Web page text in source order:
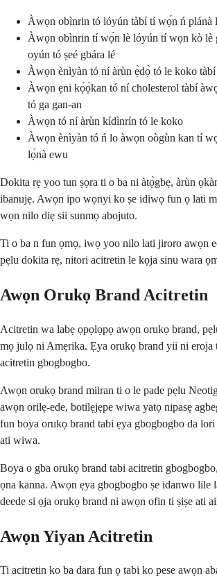
Àwọn obìnrin tó lóyún tàbí tí wọ́n ń plánà
Àwọn obìnrin tí wọ́n lè lóyún tí wọn kò lè
oyún tó ṣeé gbára lé
Àwọn ènìyàn tó ní àrùn ẹ̀dọ̀ tó le koko
Àwọn ẹni kọ̀ọ̀kan tó ní cholesterol tàbí
tó ga gan-an
Àwọn tó ní àrùn kídìnrín tó le koko
Àwọn ènìyàn tó ń lo àwọn oògùn kan tí
lọ́nà ewu
Dokita rẹ yoo tun ṣọra ti o ba ni àtọ̀gbẹ, àrùn
ibanujẹ. Awọn ipo wọnyi ko ṣe idiwọ fun ọ lati
wọn nilo diẹ sii sunmọ abojuto.
Ti o ba n fun ọmọ, iwọ yoo nilo lati jiroro awọn
pẹlu dokita rẹ, nitori acitretin le kọja sinu wara
Awọn Orukọ Brand Acitretin
Acitretin wa labẹ ọpọlọpọ awọn orukọ brand,
mọ julọ ni Amẹrika. Ẹya orukọ brand yii ni eroja
acitretin gbogbogbo.
Awọn orukọ brand miiran ti o le pade pẹlu
awọn orilẹ-ede, botilẹjẹpe wiwa yatọ nipasẹ
fun boya orukọ brand tabi ẹya gbogbogbo da lori
ati wiwa.
Boya o gba orukọ brand tabi acitretin
ọna kanna. Awọn ẹya gbogbogbo ṣe idanwo lile
deede si ọja orukọ brand ni awọn ofin ti ṣiṣe ati
Awọn Yiyan Acitretin
Ti acitretin ko ba dara fun ọ tabi ko pese awọn